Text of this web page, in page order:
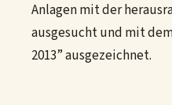
Anlagen mit der
ausgesucht und mit
2013” ausgezeichnet.